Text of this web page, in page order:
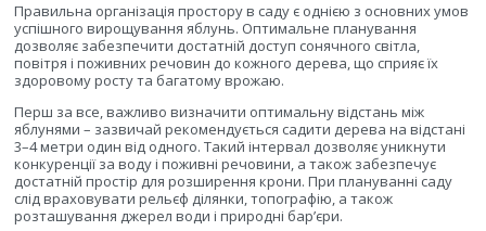
Правильна організація простору в саду є однією з основних умов
успішного вирощування яблунь. Оптимальне планування
дозволяє забезпечити достатній доступ сонячного світла,
повітря і поживних речовин до кожного дерева, що сприяє їх
здоровому росту та багатому врожаю.
Перш за все, важливо визначити оптимальну відстань між
яблунями – зазвичай рекомендується садити дерева на відстані
3–4 метри один від одного. Такий інтервал дозволяє уникнути
конкуренції за воду і поживні речовини, а також забезпечує
достатній простір для розширення крони. При плануванні саду
слід враховувати рельєф ділянки, топографію, а також
розташування джерел води і природні бар’єри.